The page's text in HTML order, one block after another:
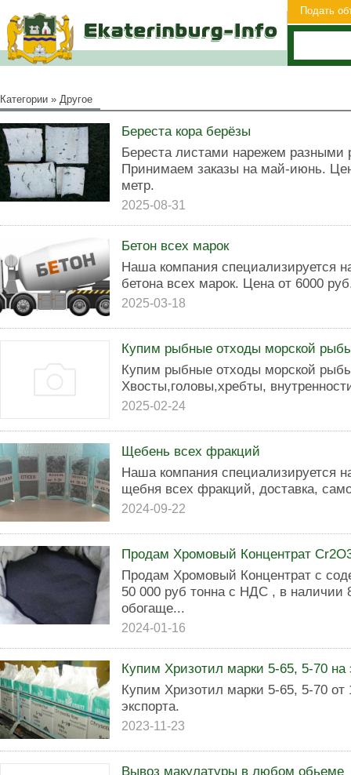
Подать
Категории » Другое
Береста кора берёзы
Береста листами нарежем разными
Принимаем заказы на май-июнь.
метр.
2025-08-31
Бетон всех марок
Наша компания специализируется
бетона всех марок. Цена от 6000
2025-03-18
Купим рыбные отходы морской
Купим рыбные отходы морской
Хвосты,головы,хребты,
2025-02-24
Щебень всех фракций
Наша компания специализируется
щебня всех фракций, доставка,
2024-09-22
Продам Хромовый Концентрат
Продам Хромовый Концентрат с
50 000 руб тонна с НДС , в наличии
обогаще...
2024-01-16
Купим Хризотил марки 5-65, 5-70 на
Купим Хризотил марки 5-65, 5-70
экспорта.
2023-11-23
Вывоз макулатуры в любом обьеме